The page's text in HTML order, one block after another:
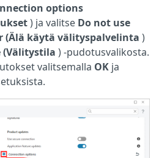
options
) ja valitse Do not use
(Älä käytä välityspalvelinta )
(Välitystila ) -pudotusvalikosta.
valitsemalla OK ja